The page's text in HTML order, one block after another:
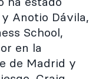
Anotio Dávila,
School,
en la
de Madrid y